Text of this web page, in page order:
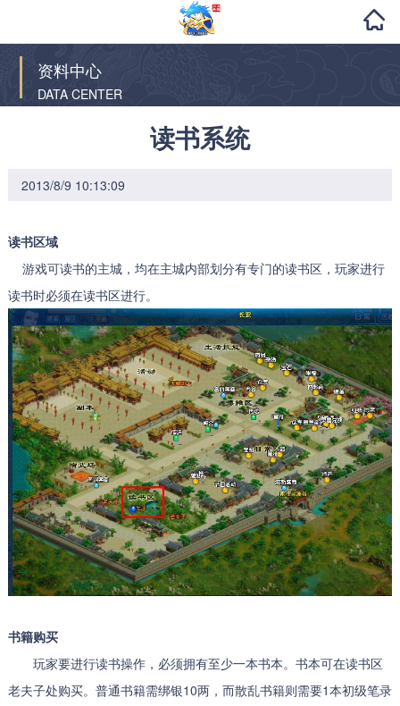
资料中心
DATA CENTER
读书系统
2013/8/9 10:13:09
读书区域
游戏可读书的主城，均在主城内部划分有专门的读书区，玩家进行
读书时必须在读书区进行。
书籍购买
玩家要进行读书操作，必须拥有至少一本书本。书本可在读书区
老夫子处购买。普通书籍需绑银10两，而散乱书籍则需要1本初级笔录